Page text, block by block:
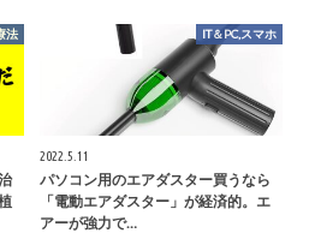
法 IT＆PC,スマホ
2022.5.11
パソコン用のエアダスター買うなら
「電動エアダスター」が経済的。エ
アーが強力で…